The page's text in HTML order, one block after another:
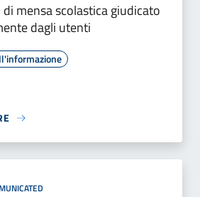
di mensa scolastica giudicato
dagli utenti